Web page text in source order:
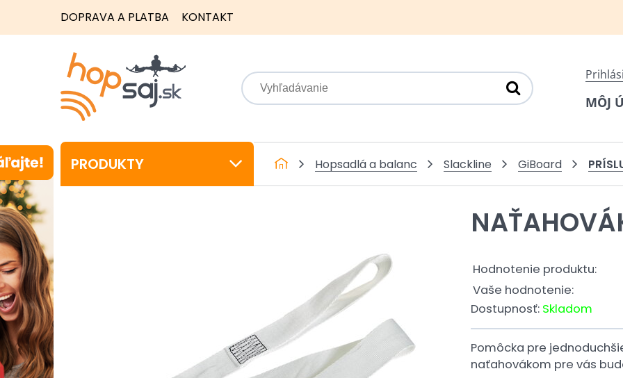
DOPRAVA A PLATBA KONTAKT
MÔJ
PRODUKTY Hopsadlá a balanc Slackline GiBoard
Hodnotenie produktu:
Vaše hodnotenie:
Dostupnosť: Skladom
Pomôcka pre
naťahovákom pre vás